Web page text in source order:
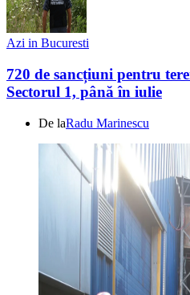
Azi in Bucuresti
720 de sancțiuni pentru
Sectorul 1, până în iulie
De laRadu Marinescu